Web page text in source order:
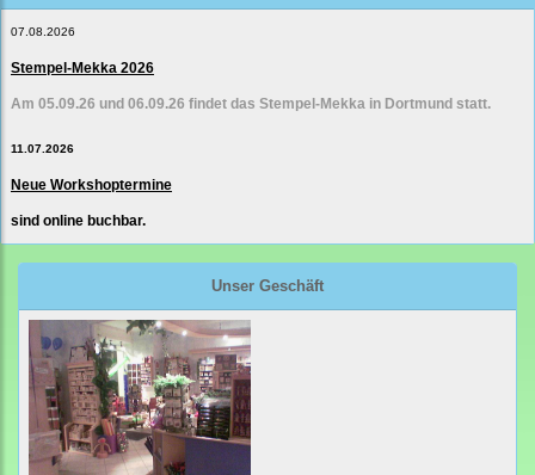
07.08.2026
Stempel-Mekka 2026
Am 05.09.26 und 06.09.26 findet das Stempel-Mekka in Dortmund statt.
11.07.2026
Neue Workshoptermine
sind online buchbar.
Unser Geschäft